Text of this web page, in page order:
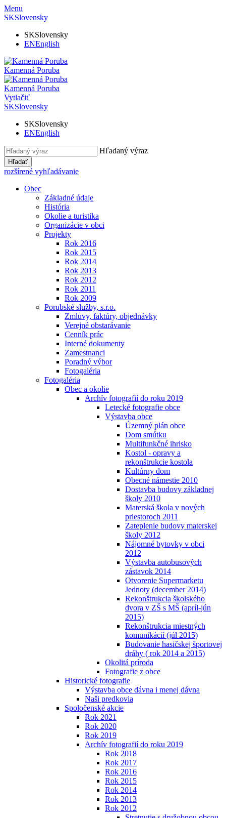
Menu
SKSlovensky
SKSlovensky
ENEnglish
Kamenná Poruba
Kamenná Poruba
Vytlačiť
SKSlovensky
SKSlovensky
ENEnglish
Hľadaný výraz
Hľadať
rozšírené vyhľadávanie
Obec
Základné údaje
História
Okolie a turistika
Organizácie v obci
Projekty
Rok 2016
Rok 2015
Rok 2014
Rok 2013
Rok 2012
Rok 2011
Rok 2009
Porubské služby, s.r.o.
Zmluvy, faktúry, objednávky
Verejné obstarávanie
Cenník prác
Interné dokumenty
Zamestnanci
Poradný výbor
Fotogaléria
Fotogaléria
Obec a okolie
Archív fotografií do roku 2019
Letecké fotografie obce
Výstavba obce
Územný plán obce
Dom smútku
Multifunkčné ihrisko
Kostol - opravy a
rekonštrukcie kostola
Kultúrny dom
Obecné námestie 2010
Dostavba budovy základnej
školy 2010
Materská škola v nových
priestoroch 2011
Zateplenie budovy materskej
školy 2012
Nájomné bytovky v obci
2012
Výstavba autobusových
zástavok 2014
Otvorenie Supermarketu
Jednoty (december 2014)
Rekonštrukcia školského
dvora v ZŠ s MŠ (apríl-jún
2015)
Rekonštrukcia miestných
komunikácií (júl 2015)
Budovanie hasičskej športovej
dráhy ( rok 2014 a 2015)
Okolitá príroda
Fotografie z obce
Historické fotografie
Výstavba obce dávna i menej dávna
Naši predkovia
Spoločenské akcie
Rok 2021
Rok 2020
Rok 2019
Archív fotografií do roku 2019
Rok 2018
Rok 2017
Rok 2016
Rok 2015
Rok 2014
Rok 2013
Rok 2012